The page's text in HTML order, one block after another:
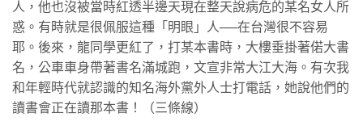
人，他也沒被當時紅透半邊天現在整天說病危的某名女人所
惑。有時就是很佩服這種「明眼」人──在台灣很不容易
耶。後來，龍同學更紅了，打某本書時，大樓垂掛著偌大書
名，公車車身帶著書名滿城跑，文宣非常大江大海。有次我
和年輕時代就認識的知名海外黨外人士打電話，她說他們的
讀書會正在讀那本書！（三條線）